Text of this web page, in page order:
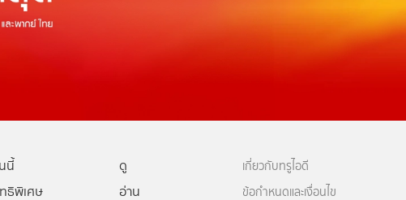
นี้
ดู
ธิพิเศษ
อ่าน
เกี่ยวกับทรูไอดี
ข้อกำหนดและเงื่อนไข